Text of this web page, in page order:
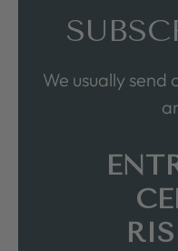
We usually send